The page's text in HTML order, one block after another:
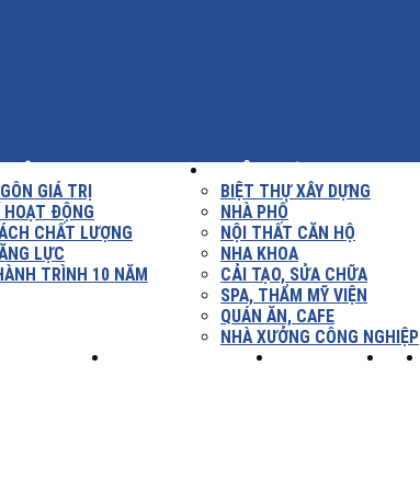
GIÁ TRỊ
HOẠT ĐỘNG
CHẤT LƯỢNG
LỰC
TRÌNH 10 NĂM
BIỆT THỰ XÂY DỰNG
NHÀ PHỐ
NỘI THẤT CĂN HỘ
NHA KHOA
CẢI TẠO, SỬA CHỮA
SPA, THẨM MỸ VIỆN
QUÁN ĂN, CAFE
NHÀ XƯỞNG CÔNG NGHIỆP